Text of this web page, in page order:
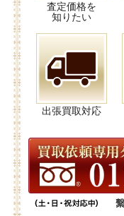
査定価格を
知りたい
出張買取対応